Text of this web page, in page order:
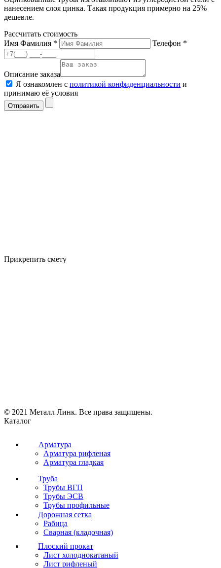
нанесением слоя цинка. Такая продукция примерно на 25%
дешевле.
Рассчитать стоимость
Имя Фамилия *
Телефон *
Описание заказа
Я ознакомлен с политикой конфиденциальности и
принимаю её условия
Отправить
Прикрепить смету
© 2021 Металл Линк. Все права защищены.
Каталог
Арматура
Арматура рифленая
Арматура гладкая
Труба
Трубы ВГП
Трубы ЭСВ
Трубы профильные
Дорожная сетка
Рабица
Сварная (кладочная)
Плоский прокат
Лист холоднокатаный
Лист рифленый